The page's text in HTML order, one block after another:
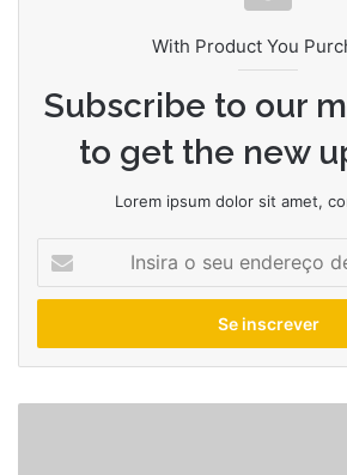
With Product You
Subscribe to our
to get the new
Lorem ipsum dolor sit amet,
seu
de
email